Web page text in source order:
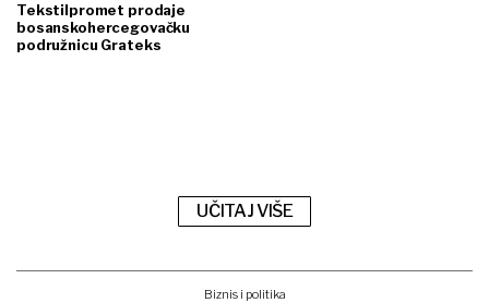
Tekstilpromet prodaje
bosanskohercegovačku
podružnicu Grateks
UČITAJ VIŠE
Biznis i politika